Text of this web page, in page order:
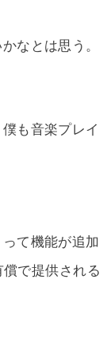
なとは思う。
も音楽プレイ
て機能が追加
で提供される